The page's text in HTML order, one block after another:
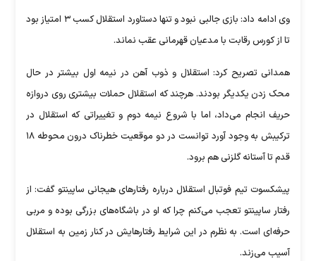
وی ادامه داد: بازی جالبی نبود و تنها دستاورد استقلال کسب ۳ امتیاز بود
تا از کورس رقابت با مدعیان قهرمانی عقب نماند.
همدانی تصریح کرد: استقلال و ذوب آهن در نیمه اول بیشتر در حال
محک زدن یکدیگر بودند. هرچند که استقلال حملات بیشتری روی دروازه
حریف انجام می‌داد، اما با شروع نیمه دوم و تغییراتی که استقلال در
ترکیبش به وجود آورد توانست در دو موقعیت خطرناک درون محوطه ۱۸
قدم تا آستانه گلزنی هم برود.
پیشکسوت تیم فوتبال استقلال درباره رفتار‌های هیجانی ساپینتو گفت: از
رفتار ساپینتو تعجب می‌کنم چرا که او در باشگاه‌های بزرگی بوده و مربی
حرفه‌ای است. به نظرم در این شرایط رفتارهایش در کنار زمین به استقلال
آسیب می‌زند.